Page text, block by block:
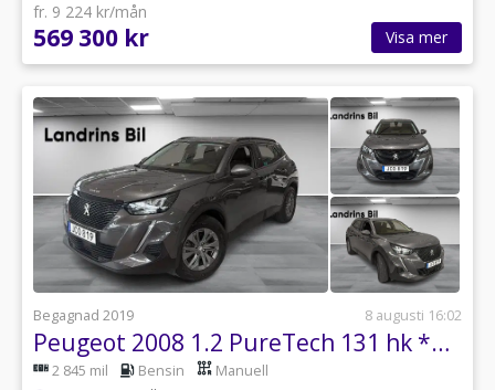
fr. 9 224 kr/mån
569 300 kr Visa mer
Begagnad 2019 8 augusti 16:02
Peugeot 2008 1.2 PureTech 131 hk *Vinterhjul*
2 845 mil Bensin Manuell